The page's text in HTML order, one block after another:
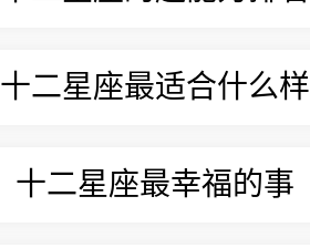
十二星座最适合什么样
的职业
十二星座最幸福的事